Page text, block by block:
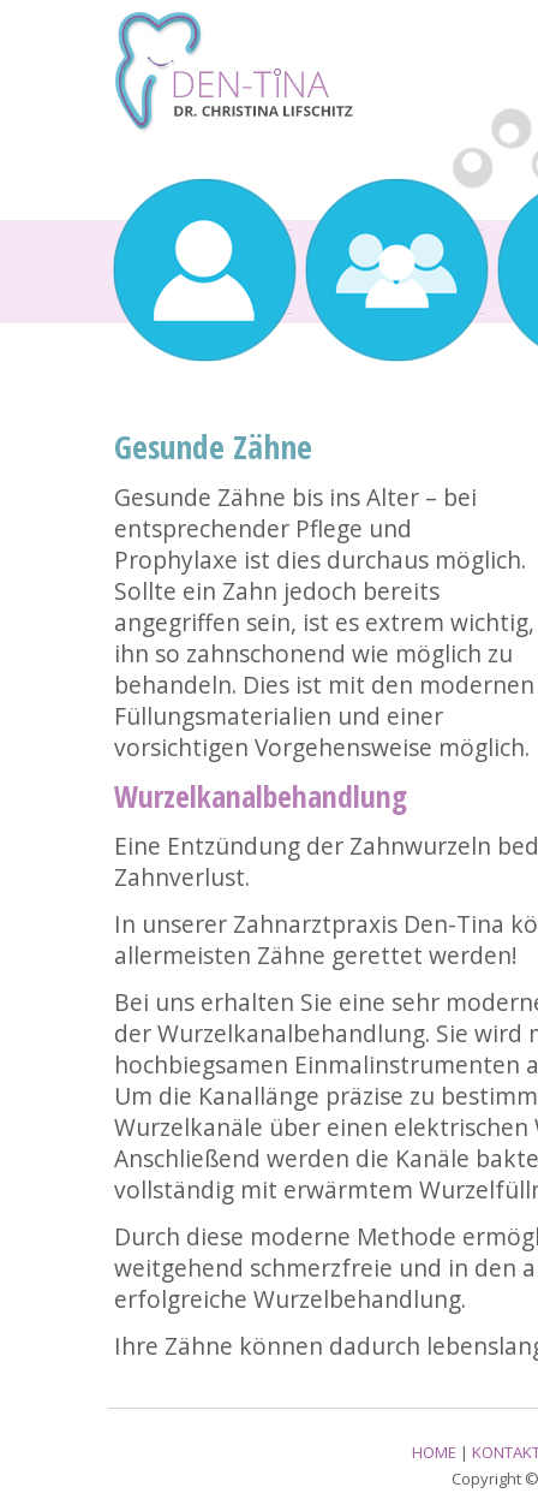
Gesunde Zähne
Gesunde Zähne bis ins Alter – bei
entsprechender Pflege und
Prophylaxe ist dies durchaus möglich.
Sollte ein Zahn jedoch bereits
angegriffen sein, ist es extrem wichtig,
ihn so zahnschonend wie möglich zu
behandeln. Dies ist mit den modernen
Füllungsmaterialien und einer
vorsichtigen Vorgehensweise möglich.
Wurzelkanalbehandlung
Eine Entzündung der Zahnwurzeln
Zahnverlust.
In unserer Zahnarztpraxis Den-Tina
allermeisten Zähne gerettet werden!
Bei uns erhalten Sie eine sehr
der Wurzelkanalbehandlung. Sie wird
hochbiegsamen Einmalinstrumenten
Um die Kanallänge präzise zu
Wurzelkanäle über einen elektrischen
Anschließend werden die Kanäle
vollständig mit erwärmtem
Durch diese moderne Methode
weitgehend schmerzfreie und in den
erfolgreiche Wurzelbehandlung.
Ihre Zähne können dadurch
HOME |
Copyright